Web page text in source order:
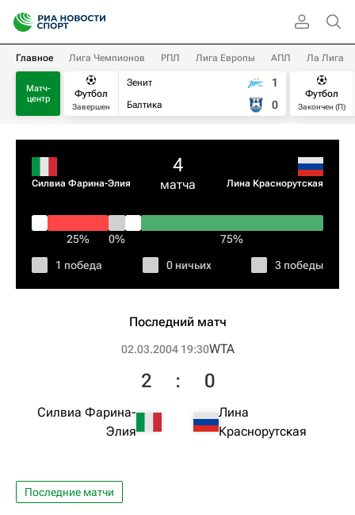
Главное Лига Чемпионов РПЛ Лига Европы АПЛ Ла Лига
Матч-
центр
Футбол
Завершен
Зенит
Балтика
1
0
Футбол
Закончен (П)
Силвиа Фарина-Элия
4
матча Лина Краснорутская
25% 0% 75%
1 победа 0 ничьих 3 победы
Последний матч
02.03.2004 19:30WTA
Силвиа Фарина-
Элия
2 : 0
Лина
Краснорутская
Последние матчи